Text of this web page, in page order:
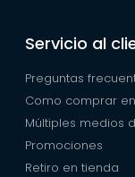
Servicio al
Preguntas
Como comprar en
Múltiples medios
Promociones
Retiro en tienda